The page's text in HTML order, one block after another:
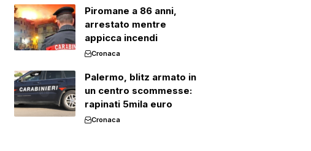
Piromane a 86 anni,
arrestato mentre
appicca incendi
Cronaca
Palermo, blitz armato in
un centro scommesse:
rapinati 5mila euro
Cronaca